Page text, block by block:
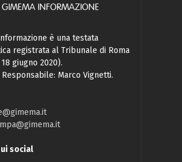
GIMEMA INFORMAZIONE
è una testata
registrata al Tribunale di Roma
giugno 2020).
Marco Vignetti.
social